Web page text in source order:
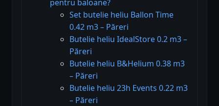
pentru baloane?
Set butelie heliu Ballon Time
0.42 m3 – Păreri
Butelie heliu IdealStore 0.2 m3 –
Păreri
Butelie heliu B&Helium 0.38 m3
– Păreri
Butelie heliu 23h Events 0.22 m3
– Păreri